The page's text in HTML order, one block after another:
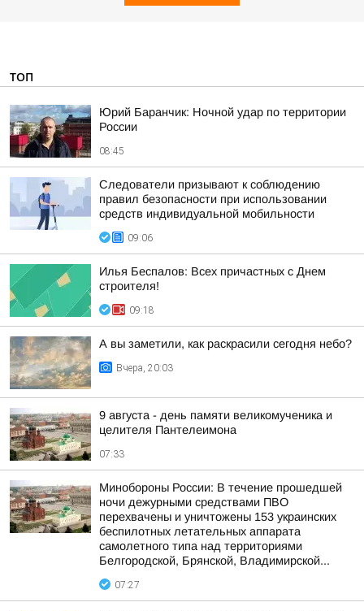
ТОП
Юрий Баранчик: Ночной удар по территории
России
08:45
Следователи призывают к соблюдению
правил безопасности при использовании
средств индивидуальной мобильности
09:06
Илья Беспалов: Всех причастных с Днем
строителя!
09:18
А вы заметили, как раскрасили сегодня небо?
Вчера, 20:03
9 августа - день памяти великомученика и
целителя Пантелеимона
07:33
Минобороны России: В течение прошедшей
ночи дежурными средствами ПВО
перехвачены и уничтожены 153 украинских
беспилотных летательных аппарата
самолетного типа над территориями
Белгородской, Брянской, Владимирской...
07:27